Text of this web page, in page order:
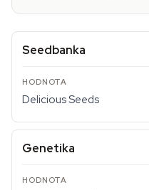
Seedbanka
Delicious Seeds
Genetika